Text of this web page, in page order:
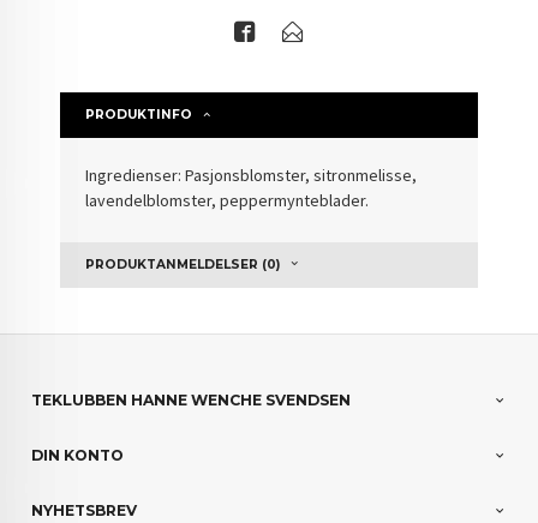
PRODUKTINFO
Ingredienser: Pasjonsblomster, sitronmelisse,
lavendelblomster, peppermynteblader.
PRODUKTANMELDELSER (0)
TEKLUBBEN HANNE WENCHE SVENDSEN
DIN KONTO
NYHETSBREV